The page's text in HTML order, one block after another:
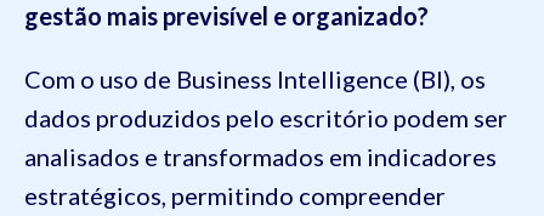
gestão mais previsível e organizado?
Com o uso de Business Intelligence (BI), os
dados produzidos pelo escritório podem ser
analisados e transformados em indicadores
estratégicos, permitindo compreender